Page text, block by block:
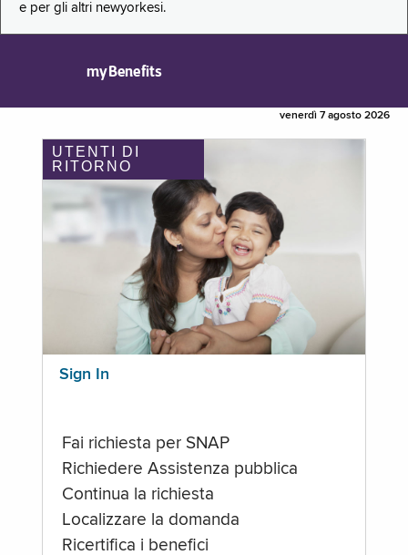
e per gli altri newyorkesi.
myBenefits
venerdì 7 agosto 2026
UTENTI DI
RITORNO
Sign In
Fai richiesta per SNAP
Richiedere Assistenza pubblica
Continua la richiesta
Localizzare la domanda
Ricertifica i benefici